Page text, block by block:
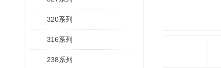
320系列
316系列
238系列